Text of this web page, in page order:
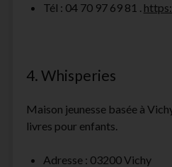
Tél : 04 70 97 69 81 .
4. Whisperies
Maison jeunesse basée à
livres pour enfants.
Adresse : 03200 Vichy